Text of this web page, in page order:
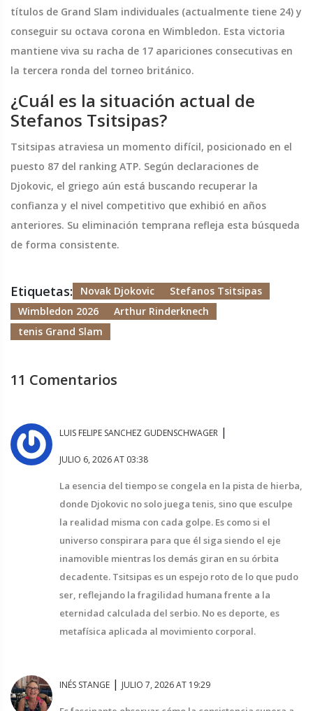
títulos de Grand Slam individuales (actualmente tiene 24) y
conseguir su octava corona en Wimbledon. Esta victoria
mantiene viva su racha de 17 apariciones consecutivas en
la tercera ronda del torneo británico.
¿Cuál es la situación actual de
Stefanos Tsitsipas?
Tsitsipas atraviesa un momento difícil, posicionado en el
puesto 87 del ranking ATP. Según declaraciones de
Djokovic, el griego aún está buscando recuperar la
confianza y el nivel competitivo que exhibió en años
anteriores. Su eliminación temprana refleja esta búsqueda
de forma consistente.
Etiquetas: Novak Djokovic
Stefanos Tsitsipas
Wimbledon 2026
Arthur Rinderknech
tenis Grand Slam
11 Comentarios
LUIS FELIPE SANCHEZ GUDENSCHWAGER |
JULIO 6, 2026 AT 03:38
La esencia del tiempo se congela en la pista de hierba,
donde Djokovic no solo juega tenis, sino que esculpe
la realidad misma con cada golpe. Es como si el
universo conspirara para que él siga siendo el eje
inamovible mientras los demás giran en su órbita
decadente. Tsitsipas es un espejo roto de lo que pudo
ser, reflejando la fragilidad humana frente a la
eternidad calculada del serbio. No es deporte, es
metafísica aplicada al movimiento corporal.
INÉS STANGE | JULIO 7, 2026 AT 19:29